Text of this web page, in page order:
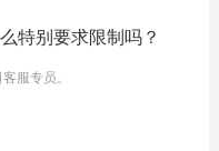
特别要求限制吗？
服专员。